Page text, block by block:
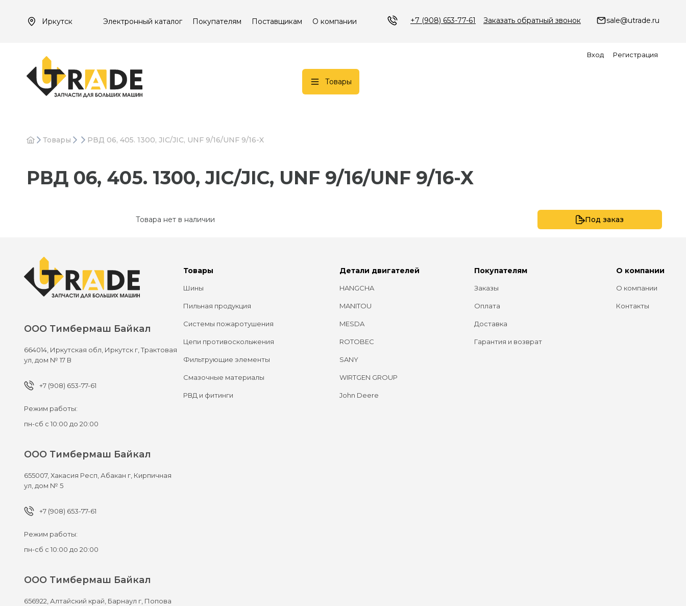
Иркутск Электронный каталог Покупателям Поставщикам О компании +7 (908) 653-77-61 Заказать обратный звонок sale@utrade.ru
Вход Регистрация
Товары
Товары РВД 06, 405. 1300, JIC/JIC, UNF 9/16/UNF 9/16-X
РВД 06, 405. 1300, JIC/JIC, UNF 9/16/UNF 9/16-X
Товара нет в наличии Под заказ
ООО Тимбермаш Байкал
664014, Иркутская обл, Иркутск г,Трактовая
ул, дом № 17 В
+7 (908) 653-77-61
Режим работы:
пн-сб с 10:00 до 20:00
ООО Тимбермаш Байкал
655007,Хакасия Респ, Абакан г, Кирпичная
ул, дом № 5
+7 (908) 653-77-61
Режим работы:
пн-сб с 10:00 до 20:00
ООО Тимбермаш Байкал
656922, Алтайский край, Барнаул г, Попова
Товары
Шины
Пильная продукция
Системы пожаротушения
Цепи противоскольжения
Фильтрующие элементы
Смазочные материалы
РВД и фитинги
Детали двигателей
HANGCHA
MANITOU
MESDA
ROTOBEC
SANY
WIRTGEN GROUP
John Deere
Покупателям
Заказы
Оплата
Доставка
Гарантия и возврат
О компании
О компании
Контакты